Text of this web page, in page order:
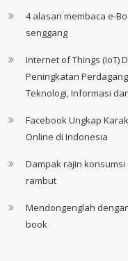
4 alasan membaca e-
senggang
Internet of Things (IoT)
Peningkatan
Teknologi, Informasi
Facebook Ungkap
Online di Indonesia
Dampak rajin
rambut
Mendongenglah
book